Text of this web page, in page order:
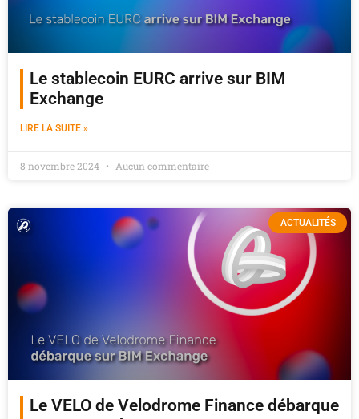
Le stablecoin EURC arrive sur BIM
Exchange
LIRE LA SUITE »
8 novembre 2024 Aucun commentaire
ACTUALITÉS
Le VELO de Velodrome Finance débarque